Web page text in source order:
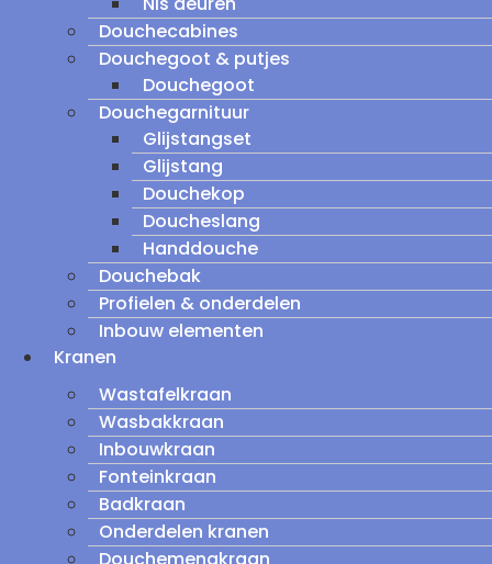
Douchecabines
Douchegoot & putjes
Douchegoot
Douchegarnituur
Glijstangset
Glijstang
Douchekop
Doucheslang
Handdouche
Douchebak
Profielen & onderdelen
Inbouw elementen
Kranen
Wastafelkraan
Wasbakkraan
Inbouwkraan
Fonteinkraan
Badkraan
Onderdelen kranen
Douchemengkraan